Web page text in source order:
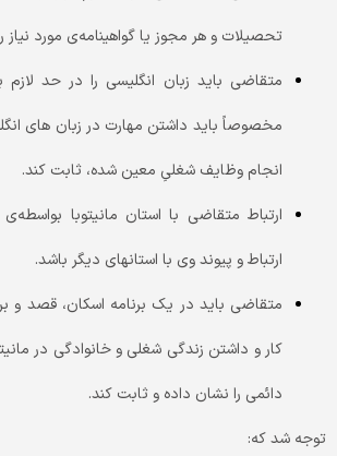
تحصیلات و هر مجوز یا گواهینامه‌ی مورد نیاز
متقاضی باید زبان انگلیسی را در حد لازم
مخصوصاً باید داشتن مهارت در زبان های
انجام وظایف شغلیِ معین شده، ثابت کند.
ارتباط متقاضی با استان مانیتوبا
ارتباط و پیوند وی با استانهای دیگر باشد.
متقاضی باید در یک برنامه اسکان، قصد و
کار و داشتن زندگی شغلی و خانوادگی در
دائمی را نشان داده و ثابت کند.
توجه شد که: